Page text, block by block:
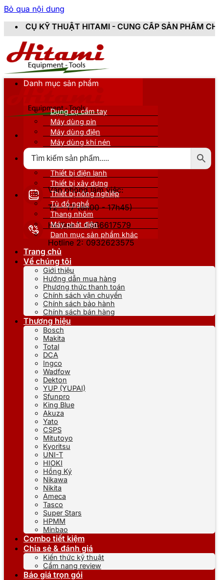
Bỏ qua nội dung
HITAMI - CUNG CẤP SẢN PHẨM CHÍNH HÃNG, MỚI
Văn phòng làm việc:
T2 - T7 (8h00 - 17h45)
Hotline 1: 0866617579
Hotline 2: 0932623575
Danh mục sản phẩm
Dụng cụ cầm tay
Máy dùng pin
Máy dùng điện
Máy dùng khí nén
Thiết bị nâng đỡ
Thiết bị điện lạnh
Thiết bị xây dựng
Thiết bị nông nghiệp
Tủ đồ nghề
Thang nhôm
Máy phát điện
Danh mục sản phẩm khác
Trang chủ
Về chúng tôi
Giới thiệu
Hướng dẫn mua hàng
Phương thức thanh toán
Chính sách vận chuyển
Chính sách bảo hành
Chính sách bán hàng
Thương hiệu
Bosch
Makita
Total
DCA
Ingco
Wadfow
Dekton
YUP (YUPAI)
Sfunpro
King Blue
Akuza
Yato
CSPS
Mitutoyo
Kyoritsu
UNI-T
HIOKI
Hồng Ký
Nikawa
Nikita
Ameca
Tasco
Super Stars
HPMM
Minbao
Combo tiết kiệm
Chia sẻ & đánh giá
Kiến thức kỹ thuật
Cẩm nang review
Báo giá trọn gói